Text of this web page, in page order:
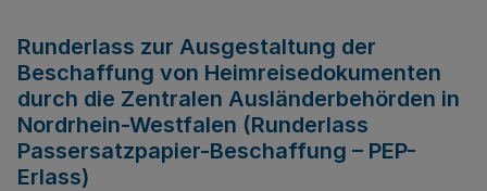
Runderlass zur Ausgestaltung der
Beschaffung von Heimreisedokumenten
durch die Zentralen Ausländerbehörden in
Nordrhein-Westfalen (Runderlass
Passersatzpapier-Beschaffung – PEP-
Erlass)